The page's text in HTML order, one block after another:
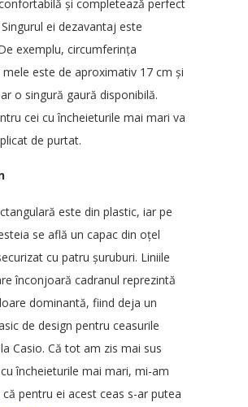
și completează perfect
ei dezavantaj este
exemplu, circumferința
mele este de aproximativ 17 cm și
o singură gaură disponibilă.
cei cu încheieturile mai mari va
de purtat.
este din plastic, iar pe
se află un capac din oțel
cu patru șuruburi. Liniile
înconjoară cadranul reprezintă
dominantă, fiind deja un
de design pentru ceasurile
Casio. Că tot am zis mai sus
încheieturile mai mari, mi-am
pentru ei acest ceas s-ar putea